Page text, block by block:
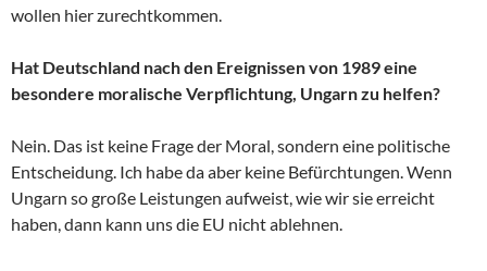
wollen hier zurechtkommen.
Hat Deutschland nach den Ereignissen von 1989 eine
besondere moralische Verpflichtung, Ungarn zu helfen?
Nein. Das ist keine Frage der Moral, sondern eine politische
Entscheidung. Ich habe da aber keine Befürchtungen. Wenn
Ungarn so große Leistungen aufweist, wie wir sie erreicht
haben, dann kann uns die EU nicht ablehnen.